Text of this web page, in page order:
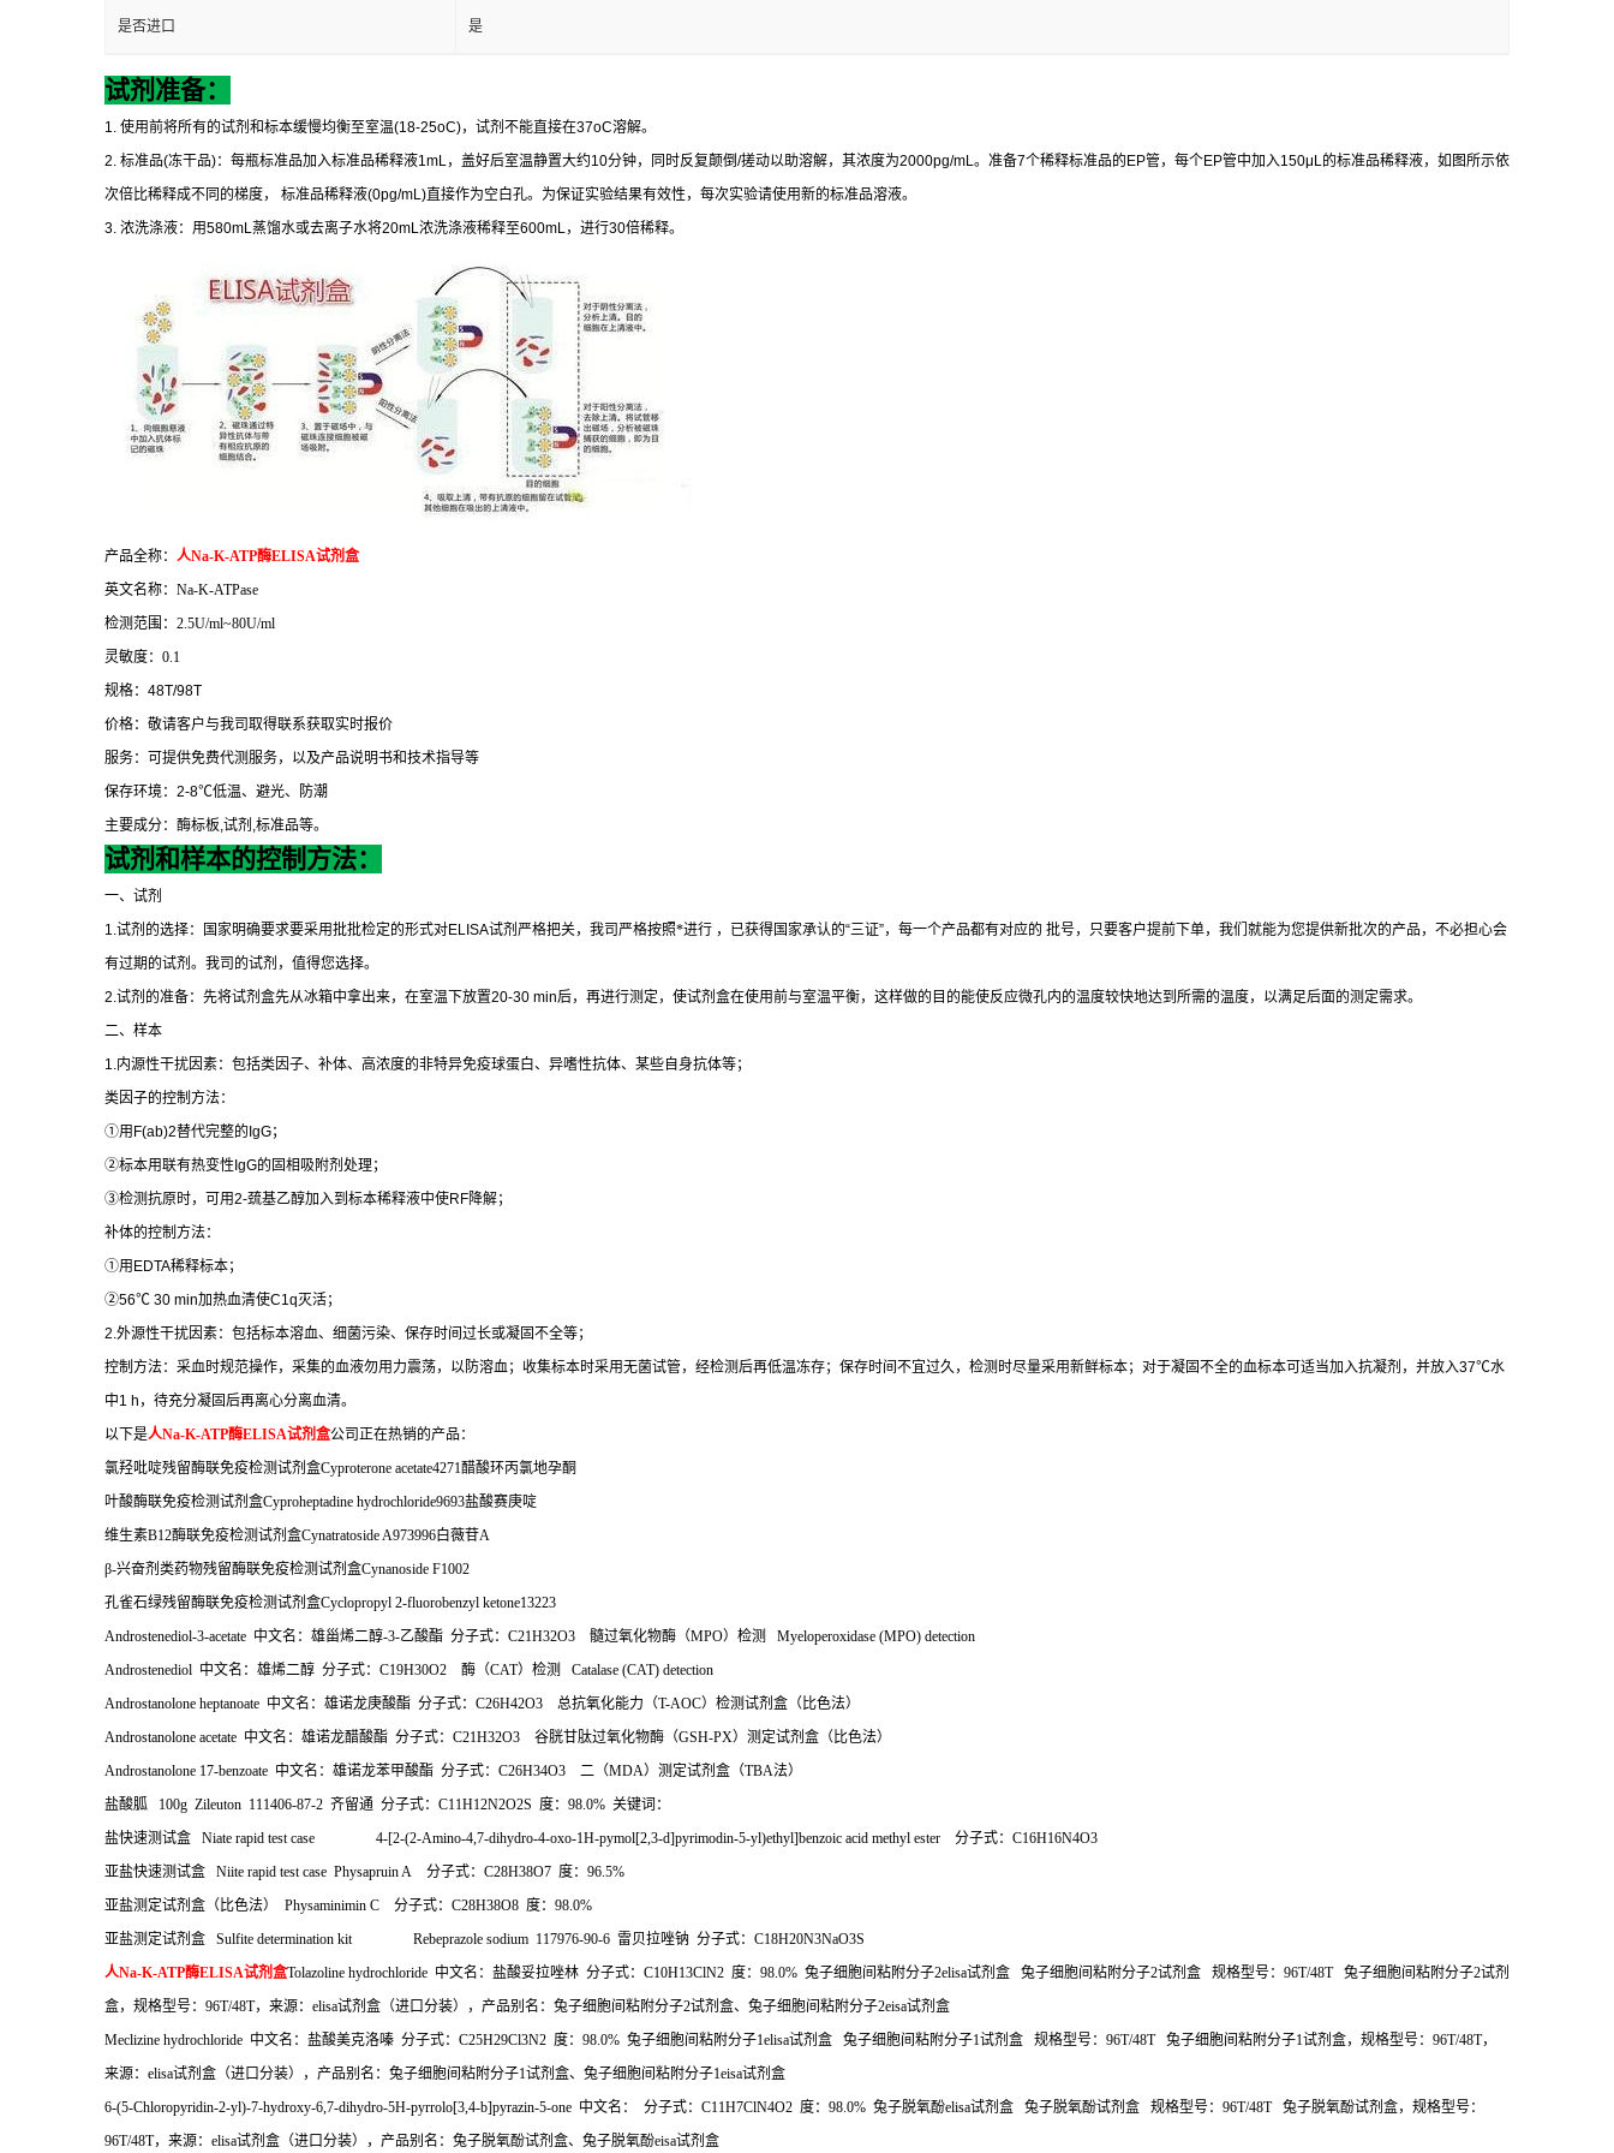
是否进口 是
试剂准备：
1. 使用前将所有的试剂和标本缓慢均衡至室温(18-25oC)，试剂不能直接在37oC溶解。
2. 标准品(冻干品)：每瓶标准品加入标准品稀释液1mL ，盖好后室温静置大约10分钟，同时反复颠倒/搓动以助溶解，其浓度为2000pg/mL 。准备7个稀释标准品的EP管，每个EP管中加入150μL 的标准品稀释液，如图所示依
次倍比稀释成不同的梯度，
标准品稀释液(0pg/mL)直接作为空白孔。为保证实验结果有效性，每次实验请使用新的标准品溶液。
3. 浓洗涤液：用580mL 蒸馏水或去离子水将20mL 浓洗涤液稀释至600mL ，进行30倍稀释。
产品全称： 人Na-K-ATP酶ELISA试剂盒
英文名称： Na-K-ATPase
检测范围： 2.5U/ml~80U/ml
灵敏度： 0.1
规格： 48T/98T
价格：敬请客户与我司取得联系获取实时报价
服务：可提供免费代测服务，以及产品说明书和技术指导等
保存环境： 2-8℃低温、避光、防潮
主要成分：酶标板 试剂 标准品等。
试剂和样本的控制方法：
一、试剂
1. 试剂的选择：国家明确要求要采用批批检定的形式对ELISA试剂严格把关，我司严格按照*进行 ，已获得国家承认的“三证”，每一个产品都有对应的 批号，只要客户提前下单，我们就能为您提供新批次的产品，不必担心会
有过期的试剂。我司的试剂，值得您选择。
2. 试剂的准备：先将试剂盒先从冰箱中拿出来，在室温下放置20-30 min后，再进行测定，使试剂盒在使用前与室温平衡，这样做的目的能使反应微孔内的温度较快地达到所需的温度，以满足后面的测定需求。
二、样本
1. 内源性干扰因素：包括类因子、补体、高浓度的非特异免疫球蛋白、异嗜性抗体、某些自身抗体等；
类因子的控制方法：
①用 F(ab)2替代完整的IgG；
②标本用联有热变性IgG的固相吸附剂处理；
③检测抗原时，可用2-巯基乙醇加入到标本稀释液中使RF降解；
补体的控制方法：
①用 EDTA稀释标本；
②56℃ 30 min加热血清使C1q灭活；
2. 外源性干扰因素：包括标本溶血、细菌污染、保存时间过长或凝固不全等；
控制方法：采血时规范操作，采集的血液勿用力震荡，以防溶血；收集标本时采用无菌试管，经检测后再低温冻存；保存时间不宜过久，检测时尽量采用新鲜标本；对于凝固不全的血标本可适当加入抗凝剂，并放入37℃水
中1 h ，待充分凝固后再离心分离血清。
以下是人Na-K-ATP酶ELISA试剂盒公司正在热销的产品：
氯羟吡啶残留酶联免疫检测试剂盒Cyproterone acetate4271醋酸环丙氯地孕酮
叶酸酶联免疫检测试剂盒Cyproheptadine hydrochloride9693盐酸赛庚啶
维生素B12酶联免疫检测试剂盒Cynatratoside A973996白薇苷A
β-兴奋剂类药物残留酶联免疫检测试剂盒Cynanoside F1002
孔雀石绿残留酶联免疫检测试剂盒Cyclopropyl 2-fluorobenzyl ketone13223
Androstenediol-3-acetate 中文名：雄甾烯二醇-3-乙酸酯 分子式： C21H32O3 髓过氧化物酶（MPO）检测
Myeloperoxidase (MPO) detection
Androstenediol 中文名：雄烯二醇 分子式： C19H30O2 酶（CAT）检测
Catalase (CAT) detection
Androstanolone heptanoate 中文名：雄诺龙庚酸酯 分子式： C26H42O3 总抗氧化能力（T-AOC）检测试剂盒（比色法）
Androstanolone acetate 中文名：雄诺龙醋酸酯 分子式： C21H32O3 谷胱甘肽过氧化物酶（GSH-PX）测定试剂盒（比色法）
Androstanolone 17-benzoate 中文名：雄诺龙苯甲酸酯 分子式： C26H34O3 二（MDA）测定试剂盒（TBA法）
盐酸胍 100g Zileuton 111406-87-2 齐留通 分子式： C11H12N2O2S 度： 98.0% 关键词：
盐快速测试盒 Niate rapid test case 4-[2-(2-Amino-4,7-dihydro-4-oxo-1H-pymol[2,3-d]pyrimodin-5-yl)ethyl]benzoic acid methyl ester 分子式： C16H16N4O3
亚盐快速测试盒 Niite rapid test case Physapruin A 分子式： C28H38O7 度： 96.5%
亚盐测定试剂盒（比色法）
Physaminimin C 分子式： C28H38O8 度： 98.0%
亚盐测定试剂盒 Sulfite determination kit Rebeprazole sodium 117976-90-6 雷贝拉唑钠 分子式： C18H20N3NaO3S
人Na-K-ATP酶ELISA试剂盒Tolazoline hydrochloride 中文名：盐酸妥拉唑林 分子式： C10H13ClN2 度： 98.0% 兔子细胞间粘附分子2elisa试剂盒 兔子细胞间粘附分子2试剂盒 规格型号： 96T/48T 兔子细胞间粘附分子2试剂
盒，规格型号： 96T/48T，来源： elisa试剂盒（进口分装），产品别名：兔子细胞间粘附分子2试剂盒、兔子细胞间粘附分子2eisa试剂盒
Meclizine hydrochloride 中文名：盐酸美克洛嗪 分子式： C25H29Cl3N2 度： 98.0% 兔子细胞间粘附分子1elisa试剂盒 兔子细胞间粘附分子1试剂盒 规格型号： 96T/48T 兔子细胞间粘附分子1试剂盒，规格型号： 96T/48T，
来源： elisa试剂盒（进口分装），产品别名：兔子细胞间粘附分子1试剂盒、兔子细胞间粘附分子1eisa试剂盒
6-(5-Chloropyridin-2-yl)-7-hydroxy-6,7-dihydro-5H-pyrrolo[3,4-b]pyrazin-5-one 中文名： 分子式： C11H7ClN4O2 度： 98.0% 兔子脱氧酚elisa试剂盒 兔子脱氧酚试剂盒 规格型号： 96T/48T 兔子脱氧酚试剂盒，规格型号：
96T/48T，来源： elisa试剂盒（进口分装），产品别名：兔子脱氧酚试剂盒、兔子脱氧酚eisa试剂盒